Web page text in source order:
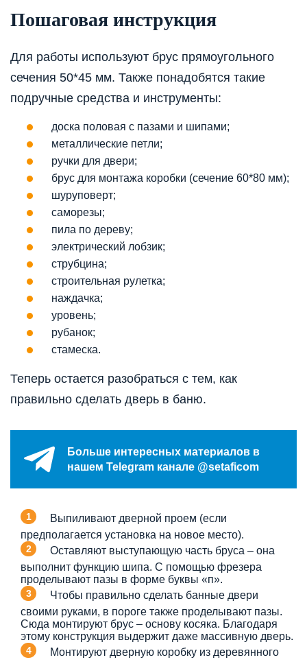
Пошаговая инструкция
Для работы используют брус прямоугольного
сечения 50*45 мм. Также понадобятся такие
подручные средства и инструменты:
доска половая с пазами и шипами;
металлические петли;
ручки для двери;
брус для монтажа коробки (сечение 60*80 мм);
шуруповерт;
саморезы;
пила по дереву;
электрический лобзик;
струбцина;
строительная рулетка;
наждачка;
уровень;
рубанок;
стамеска.
Теперь остается разобраться с тем, как
правильно сделать дверь в баню.
Больше интересных материалов в
нашем Telegram канале @setaficom
Выпиливают дверной проем (если
предполагается установка на новое место).
Оставляют выступающую часть бруса – она
выполнит функцию шипа. С помощью фрезера
проделывают пазы в форме буквы «п».
Чтобы правильно сделать банные двери
своими руками, в пороге также проделывают пазы.
Сюда монтируют брус – основу косяка. Благодаря
этому конструкция выдержит даже массивную дверь.
Монтируют дверную коробку из деревянного